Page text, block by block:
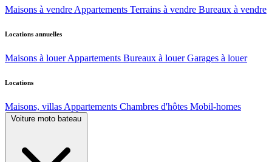
Maisons à vendre Appartements Terrains à vendre Bureaux à vendre
Locations annuelles
Maisons à louer Appartements Bureaux à louer Garages à louer
Locations
Maisons, villas Appartements Chambres d'hôtes Mobil-homes
Voiture moto bateau